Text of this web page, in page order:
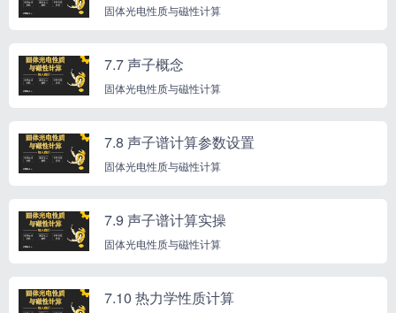
固体光电性质与磁性计算
7.7 声子概念
固体光电性质与磁性计算
7.8 声子谱计算参数设置
固体光电性质与磁性计算
7.9 声子谱计算实操
固体光电性质与磁性计算
7.10 热力学性质计算